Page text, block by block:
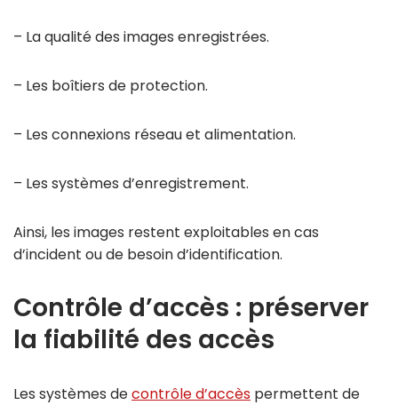
– La qualité des images enregistrées.
– Les boîtiers de protection.
– Les connexions réseau et alimentation.
– Les systèmes d’enregistrement.
Ainsi, les images restent exploitables en cas
d’incident ou de besoin d’identification.
Contrôle d’accès : préserver
la fiabilité des accès
Les systèmes decontrôle d’accès permettent de